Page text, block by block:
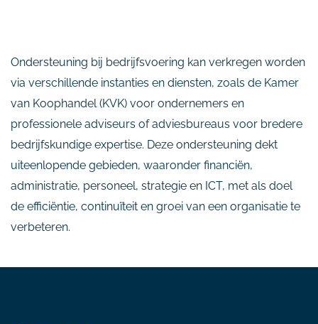
Ondersteuning bij bedrijfsvoering kan verkregen worden
via verschillende instanties en diensten, zoals de Kamer
van Koophandel (KVK) voor ondernemers en
professionele adviseurs of adviesbureaus voor bredere
bedrijfskundige expertise. Deze ondersteuning dekt
uiteenlopende gebieden, waaronder financiën,
administratie, personeel, strategie en ICT, met als doel
de efficiëntie, continuïteit en groei van een organisatie te
verbeteren.